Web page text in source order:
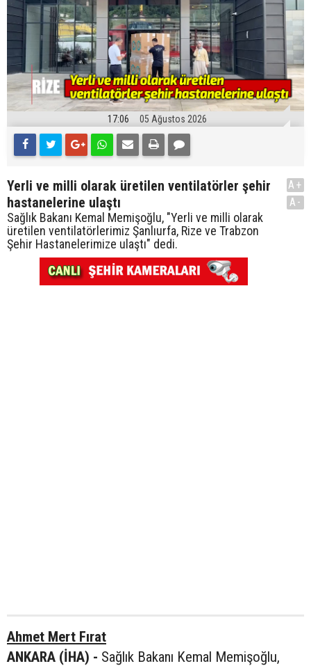
17:06 05 Ağustos 2026
Yerli ve milli olarak üretilen ventilatörler şehir
hastanelerine ulaştı
Sağlık Bakanı Kemal Memişoğlu, "Yerli ve milli olarak
üretilen ventilatörlerimiz Şanlıurfa, Rize ve Trabzon
Şehir Hastanelerimize ulaştı" dedi.
A+
A-
Ahmet Mert Fırat
ANKARA (İHA) - Sağlık Bakanı Kemal Memişoğlu,